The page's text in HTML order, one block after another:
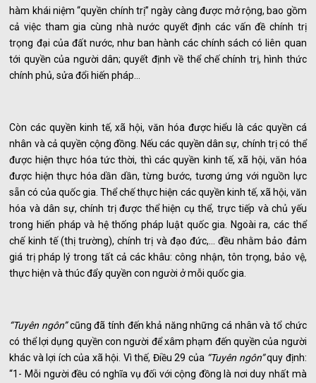
hàm khái niệm “quyền chính trị” ngày càng được mở rộng, bao gồm
cả việc tham gia cùng nhà nước quyết định các vấn đề chính trị
trọng đại của đất nước, như ban hành các chính sách có liên quan
tới quyền của người dân; quyết định về thể chế chính trị, hình thức
chính phủ, sửa đổi hiến pháp...
Còn các quyền kinh tế, xã hội, văn hóa được hiểu là các quyền cá
nhân và cả quyền cộng đồng. Nếu các quyền dân sự, chính trị có thể
được hiện thực hóa tức thời, thì các quyền kinh tế, xã hội, văn hóa
được hiện thực hóa dần dần, từng bước, tương ứng với nguồn lực
sẵn có của quốc gia. Thể chế thực hiện các quyền kinh tế, xã hội, văn
hóa và dân sự, chính trị được thể hiện cụ thể, trực tiếp và chủ yếu
trong hiến pháp và hệ thống pháp luật quốc gia. Ngoài ra, các thể
chế kinh tế (thị trường), chính trị và đạo đức,... đều nhằm bảo đảm
giá trị pháp lý trong tất cả các khâu: công nhận, tôn trọng, bảo vệ,
thực hiện và thúc đẩy quyền con người ở mỗi quốc gia.
“Tuyên ngôn”cũng đã tính đến khả năng những cá nhân và tổ chức
có thể lợi dụng quyền con người để xâm phạm đến quyền của người
khác và lợi ích của xã hội. Vì thế, Điều 29 của “Tuyên ngôn”quy định:
“1- Mỗi người đều có nghĩa vụ đối với cộng đồng là nơi duy nhất mà